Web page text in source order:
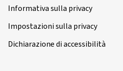
Informativa sulla privacy
Impostazioni sulla privacy
Dichiarazione di accessibilità